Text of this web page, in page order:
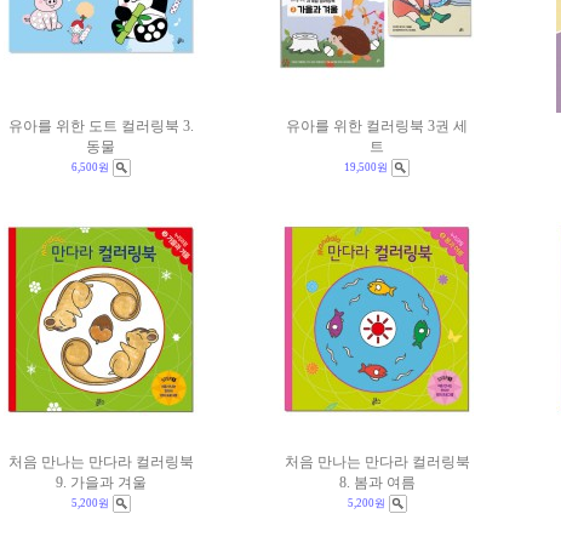
유아를 위한 도트 컬러링북 3.
동물
6,500원
유아를 위한 컬러링북 3권 세
트
19,500원
처음 만나는 만다라 컬러링북
9. 가을과 겨울
5,200원
처음 만나는 만다라 컬러링북
8. 봄과 여름
5,200원